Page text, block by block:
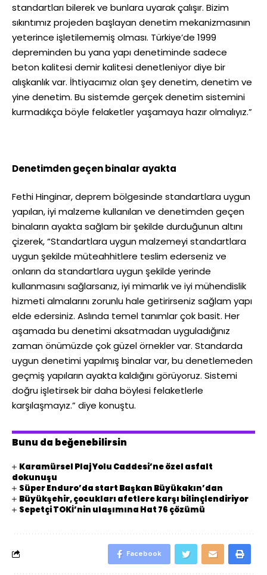
standartları bilerek ve bunlara uyarak çalışır. Bizim
sıkıntımız projeden başlayan denetim mekanizmasının
yeterince işletilememiş olması. Türkiye’de 1999
depreminden bu yana yapı denetiminde sadece
beton kalitesi demir kalitesi denetleniyor diye bir
alışkanlık var. İhtiyacımız olan şey denetim, denetim ve
yine denetim. Bu sistemde gerçek denetim sistemini
kurmadıkça böyle felaketler yaşamaya hazır olmalıyız.”
Denetimden geçen binalar ayakta
Fethi Hinginar, deprem bölgesinde standartlara uygun
yapılan, iyi malzeme kullanılan ve denetimden geçen
binaların ayakta sağlam bir şekilde durduğunun altını
çizerek, “Standartlara uygun malzemeyi standartlara
uygun şekilde müteahhitlere teslim ederseniz ve
onların da standartlara uygun şekilde yerinde
kullanmasını sağlarsanız, iyi mimarlık ve iyi mühendislik
hizmeti almalarını zorunlu hale getirirseniz sağlam yapı
elde edersiniz. Aslında temel tanımlar çok basit. Her
aşamada bu denetimi aksatmadan uyguladığınız
zaman önümüzde çok güzel örnekler var. Standarda
uygun denetimi yapılmış binalar var, bu denetlemeden
geçmiş yapıların ayakta kaldığını görüyoruz. Sistemi
doğru işletirsek bir daha böylesi felaketlerle
karşılaşmayız.” diye konuştu.
Bunu da beğenebilirsin
Karamürsel Plaj Yolu Caddesi’ne özel asfalt
dokunuşu
Süper Enduro’da start Başkan Büyükakın’dan
Büyükşehir, çocukları afetlere karşı bilinçlendiriyor
Sepetçi TOKİ’nin ulaşımına Hat 76 çözümü
Facebook